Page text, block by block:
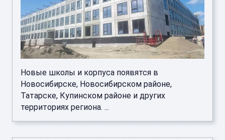
Новые школы и корпуса появятся в
Новосибирске, Новосибирском районе,
Татарске, Купинском районе и других
территориях региона. ...